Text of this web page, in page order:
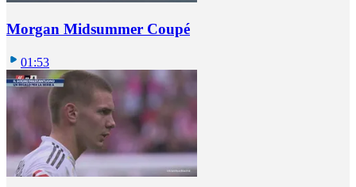
Morgan Midsummer Coupé
01:53